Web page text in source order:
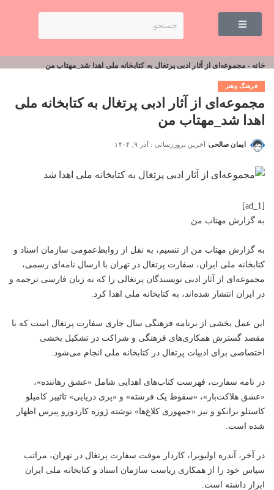
خانه - مجموعه‌ای از آثار ادبی پرتغال به کتابخانه ملی اهدا شد_مهتاب من
فرهنگ وهنر
مجموعه‌ای از آثار ادبی پرتغال به کتابخانه ملی
اهدا شد_مهتاب من
ایمان صالحی آخرین بروزرسانی : آذر ۹, ۱۴۰۴
[ad_1]
به گزارش مهتاب من
به گزارش مهتاب من از تنسیم، به نقل از روابط‌عمومی سازمان اسناد و
کتابخانه ملی ایران، سفارت پرتغال در تهران با ارسال نامه‌ای رسمی،
مجموعه‌ای از آثار ادبی نویسندگان پرتغالی را که به زبان فارسی ترجمه و
در ایران انتشار شده‌اند، به کتابخانه ملی اهدا کرد.
این عمل بخشی از برنامه فرهنگی سال جاری سفارت پرتغال است که با
مقصد گسترش همکاری‌های فرهنگی و شراکت در تشکیل بخشی
اختصاصی برای ادبیات پرتغال در کتابخانه ملی انجام می‌شود.
در نامه سفارت، فهرست کتاب‌های اهدایی شامل «عشق رهاننده»،
«عشق هلاکت‌بار»، «سقوط یک فرشته» و «پری دریایی» تاثییر کامیلو
کاستلو برانکو و نیز «جمهوری کلاغ‌ها» نوشته ژوزه کاردوزو پیرس اظهار
شده است.
در آخر، آندره اولیویرا، کاردار موقت سفارت پرتغال در تهران، مراتب
سپاس خود را از همکاری ریاست سازمان اسناد و کتابخانه ملی ایران
ابراز داشته است.